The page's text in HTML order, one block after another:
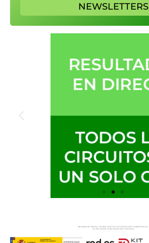
NEWSLETTERS